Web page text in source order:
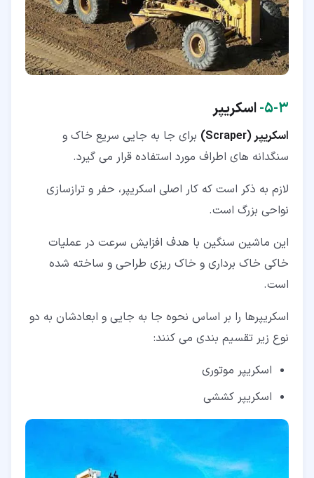
۳‏-‏۵‏- اسکریپر
اسکریپر (Scraper)
برای جا به جایی سریع خاک و
سنگدانه های اطراف مورد استفاده قرار می گیرد.
لازم به ذکر است که کار اصلی اسکریپر، حفر و ترازسازی
نواحی بزرگ است.
این ماشین سنگین با هدف افزایش سرعت در عملیات
خاکی خاک برداری و خاک ریزی طراحی و ساخته شده
است.
اسکریپرها را بر اساس نحوه جا به جایی و ابعادشان به دو
نوع زیر تقسیم بندی می کنند:
اسکریپر موتوری
اسکریپر کششی